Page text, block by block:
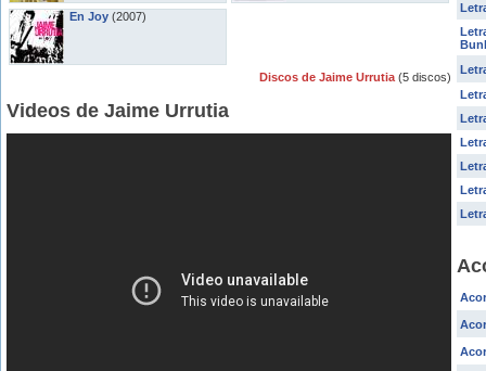
En Joy (2007)
Discos de Jaime Urrutia (5 discos)
Videos de Jaime Urrutia